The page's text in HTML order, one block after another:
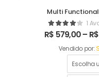
Multi
1
R$ 579,00– R$
Vendido por: